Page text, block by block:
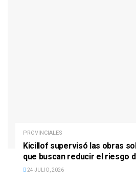
PROVINCIALES
Kicillof supervisó las obras
que buscan reducir el riesgo
24 JULIO, 2026